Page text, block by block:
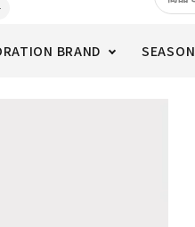
BRAND SEASON